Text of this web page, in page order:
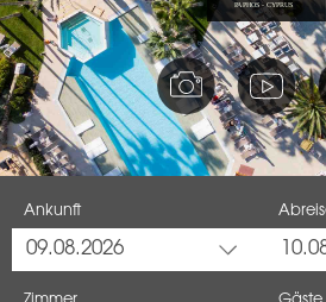
Ankunft
09.08.2026